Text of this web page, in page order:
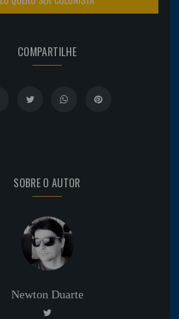
COMPARTILHE
SOBRE O AUTOR
Newton Duarte